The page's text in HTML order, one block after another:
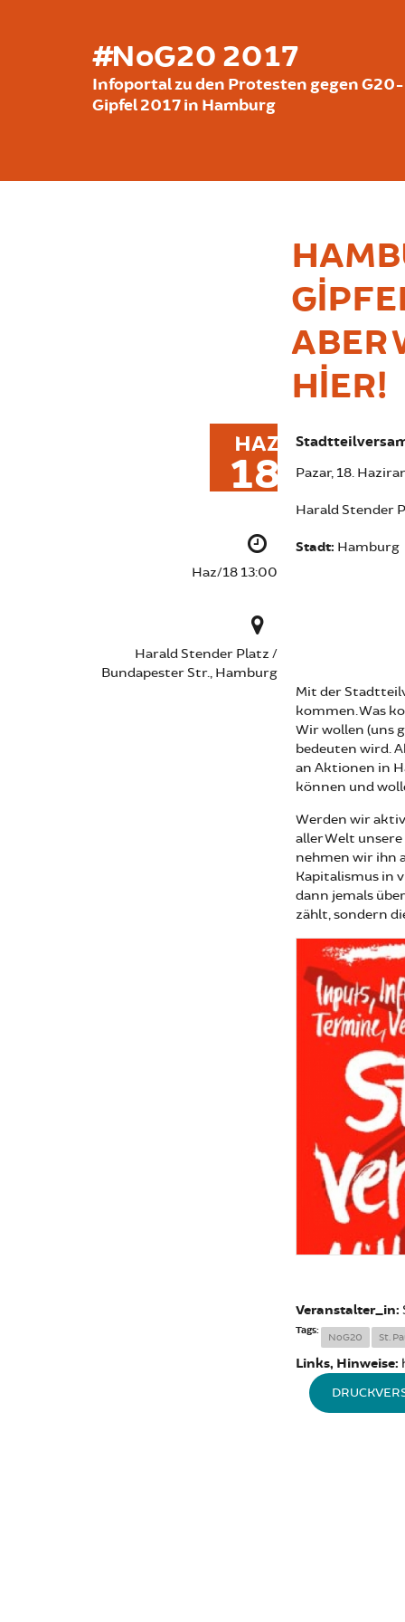
#NoG20 2017
Infoportal zu den Protesten gegen G20-
Gipfel 2017 in Hamburg
ABER
HIER!
HAZ
18
Haz/18 13:00
Harald Stender Platz /
Bundapester Str., Hamburg
Pazar, 18.
Harald Stender
Stadt: Hamburg
Mit der
kommen. Was
Wir wollen (uns
bedeuten wird.
an Aktionen in
können und
Werden wir
aller Welt
nehmen wir ihn
Kapitalismus in
dann jemals
zählt, sondern
Veranstalter_in:
Tags:
NoG20 St.
Links, Hinweise: